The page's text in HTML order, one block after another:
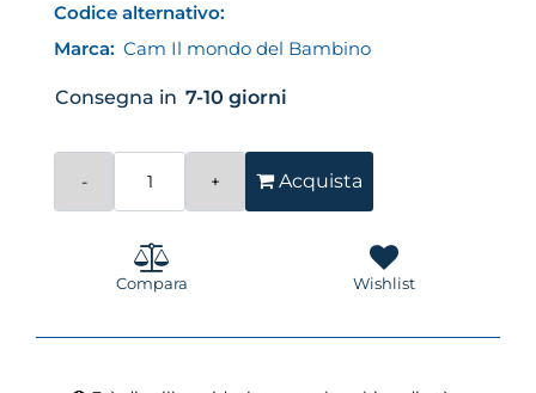
Codice alternativo:
Marca: Cam Il mondo del Bambino
Consegna in 7-10 giorni
Acquista
Compara Wishlist